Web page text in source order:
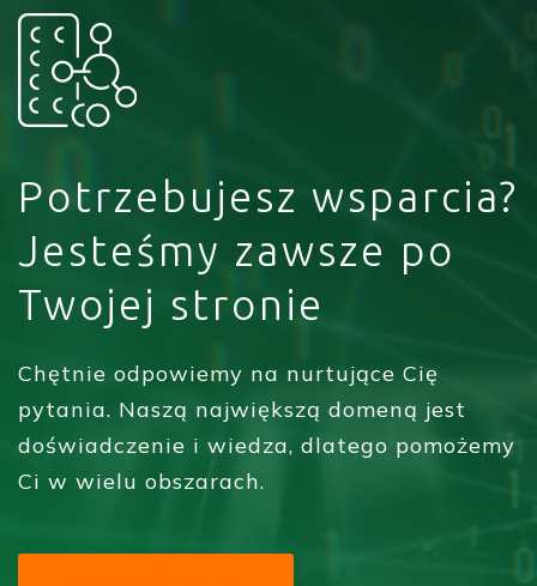
Potrzebujesz wsparcia?
Jesteśmy zawsze po
Twojej stronie
Chętnie odpowiemy na nurtujące Cię
pytania. Naszą największą domeną jest
doświadczenie i wiedza, dlatego pomożemy
Ci w wielu obszarach.